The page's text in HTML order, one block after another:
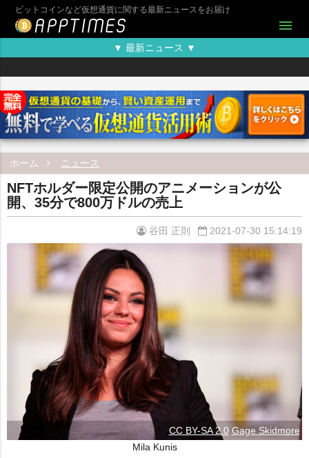
ビットコインなど仮想通貨に関する最新ニュースをお届け
menu
▼ 最新ニュース ▼
ホーム ニュース
NFTホルダー限定公開のアニメーションが公
開、35分で800万ドルの売上
谷田 正則 2021-07-30 15:14:19
CC BY-SA 2.0 Gage Skidmore
Mila Kunis